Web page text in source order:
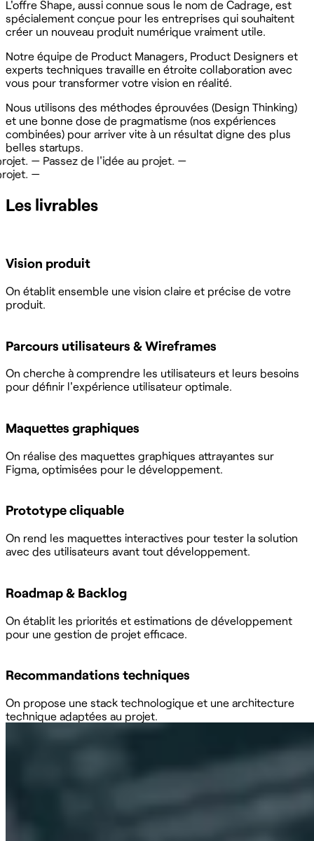
L'offre Shape, aussi connue sous le nom de Cadrage, est
spécialement conçue pour les entreprises qui souhaitent
créer un nouveau produit numérique vraiment utile.
Notre équipe de Product Managers, Product Designers et
experts techniques travaille en étroite collaboration avec
vous pour transformer votre vision en réalité.
Nous utilisons des méthodes éprouvées (Design Thinking)
et une bonne dose de pragmatisme (nos expériences
combinées) pour arriver vite à un résultat digne des plus
belles startups.
—Passez de l'idée au projet. —
Les livrables
Vision produit
On établit ensemble une vision claire et précise de votre
produit.
Parcours utilisateurs & Wireframes
On cherche à comprendre les utilisateurs et leurs besoins
pour définir l'expérience utilisateur optimale.
Maquettes graphiques
On réalise des maquettes graphiques attrayantes sur
Figma, optimisées pour le développement.
Prototype cliquable
On rend les maquettes interactives pour tester la solution
avec des utilisateurs avant tout développement.
Roadmap & Backlog
On établit les priorités et estimations de développement
pour une gestion de projet efficace.
Recommandations techniques
On propose une stack technologique et une architecture
technique adaptées au projet.